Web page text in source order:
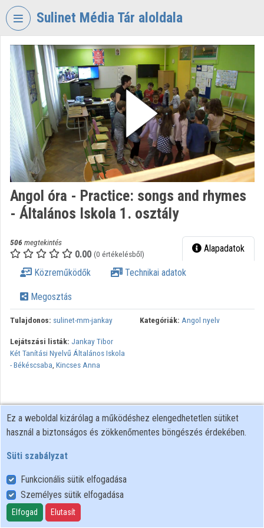
Fejléc kihagyása
Sulinet Média Tár aloldala
VIDEOTORIUM
SULINET
MÉDIA
TÁR
Intézményi kezdőlap
Bejelentkezés
Kategóriák
Intézményi listák
Angol óra - Practice: songs and rhymes
- Általános Iskola 1. osztály
506 megtekintés
0.00 (0 értékelésből) Alapadatok
Közreműködők Technikai adatok
Megosztás
Tulajdonos: sulinet-mm-jankay Kategóriák: Angol nyelv
Lejátszási listák: Jankay Tibor
Két Tanítási Nyelvű Általános Iskola
- Békéscsaba, Kincses Anna
Felhasználói szabályzat
Adatkezelési tájékoztató
Süti szabályzat
Ez a weboldal kizárólag a működéshez elengedhetetlen sütiket
használ a biztonságos és zökkenőmentes böngészés érdekében.
Süti szabályzat
Funkcionális sütik elfogadása
Személyes sütik elfogadása
Elfogad Elutasít